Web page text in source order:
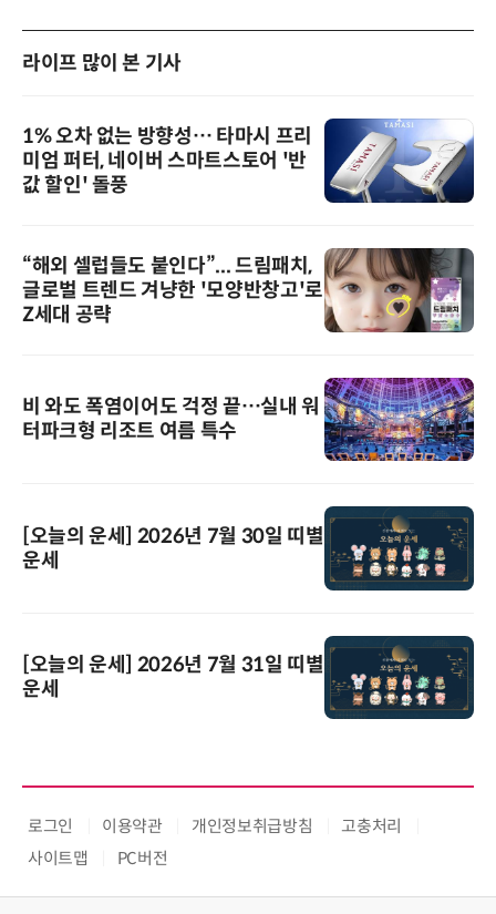
라이프 많이 본 기사
1% 오차 없는 방향성… 타마시 프리
미엄 퍼터, 네이버 스마트스토어 '반
값 할인' 돌풍
“해외 셀럽들도 붙인다”... 드림패치,
글로벌 트렌드 겨냥한 '모양반창고'로
Z세대 공략
비 와도 폭염이어도 걱정 끝…실내 워
터파크형 리조트 여름 특수
[오늘의 운세] 2026년 7월 30일 띠별
운세
[오늘의 운세] 2026년 7월 31일 띠별
운세
로그인 이용약관 개인정보취급방침
고충처리
사이트맵
PC버전